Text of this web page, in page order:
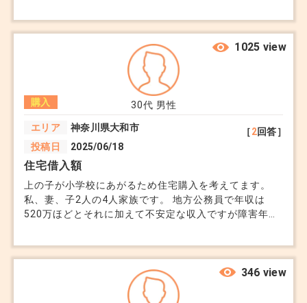
度、本社の受付からは、内見のOKが出たのですが、内
見日を調整しようと物件の担当者に連絡をしたら、『契
約前だから』という理由で、拒否されてしまいまし
「物件が掲載されている、SUUMOから直接問い合わせ
たら内見できるかもしれないから、問い合わせしてみて
ください。私としては残念ですが、大事な家選びなの
で、使えるものはすべて使いましょう。」 とのこと。
問い合わせしたところ、案の定、内見できるとのこと。
(不動産業界って怖いですね) そして、内見してきまし
た。 内見できた理由をその物件の担当者に聞いたとこ
んが同級生ということもあり、高く売ってあげたい。だ
から、募集は続けている。 ん？ そりゃ、できるだけ安
く購入をしたいという私からすると、まったく意味が分
もらう、両手狙いにしか見えず。 もはや、この取引、
私の為に動いてくれる担当者がなぜいないのか…苦笑
「囲い込み」っぽくないように見せてるのでしょうが、
これを「囲い込み」って言うんですよね？ あの親切だ
30代 男性
購入
エリア
神奈川県大和市
投稿日
2025/06/18
［2回答］
1025 view
住宅借入額
上の子が小学校にあがるため住宅購入を考えてます。
私、妻、子2人の4人家族です。 地方公務員で年収は
520万ほどとそれに加えて不安定な収入ですが障害年金
ですと 物件価格4000万ほどが相場となっております。
わたしの年収で妥当な借入額と上記の物件価格は妥当な
のかどうかご教授頂けますと幸いです。 よろしくお願
346 view